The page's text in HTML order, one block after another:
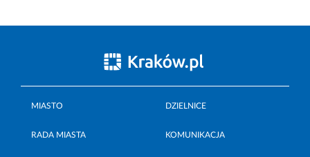
MIASTO DZIELNICE
RADA MIASTA KOMUNIKACJA